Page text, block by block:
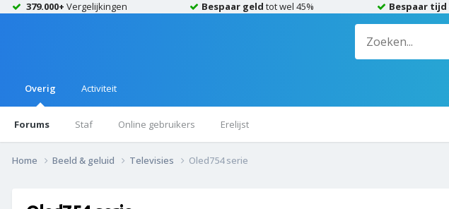
379.000+ Vergelijkingen Bespaar geld tot wel 45% Bespaar tijd
Overig
Forums Staf Online gebruikers Erelijst
Activiteit
Home Beeld & geluid Televisies Oled754 serie